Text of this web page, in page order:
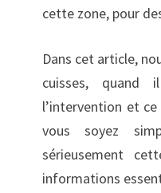
cette zone, pour
Dans cet article,
cuisses, quand
l’intervention et
vous soyez
sérieusement
informations